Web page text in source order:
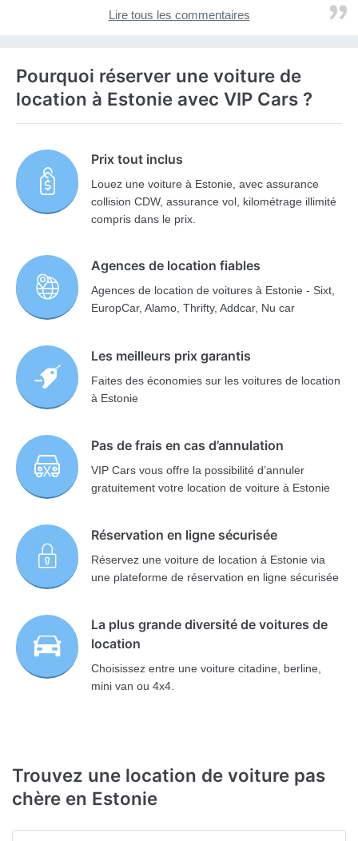
Lire tous les commentaires
Pourquoi réserver une voiture de
location à Estonie avec VIP Cars ?
Prix tout inclus
Louez une voiture à Estonie, avec assurance
collision CDW, assurance vol, kilométrage illimité
compris dans le prix.
Agences de location fiables
Agences de location de voitures à Estonie - Sixt,
EuropCar, Alamo, Thrifty, Addcar, Nu car
Les meilleurs prix garantis
Faites des économies sur les voitures de location
à Estonie
Pas de frais en cas d’annulation
VIP Cars vous offre la possibilité d’annuler
gratuitement votre location de voiture à Estonie
Réservation en ligne sécurisée
Réservez une voiture de location à Estonie via
une plateforme de réservation en ligne sécurisée
La plus grande diversité de voitures de
location
Choisissez entre une voiture citadine, berline,
mini van ou 4x4.
Trouvez une location de voiture pas
chère en Estonie